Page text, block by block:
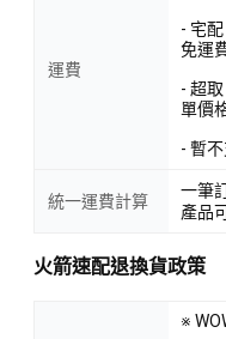
運費
- 宅
免運
- 超
單價
- 暫
統一運費計算
一筆
產品
火箭速配退換貨政策
※